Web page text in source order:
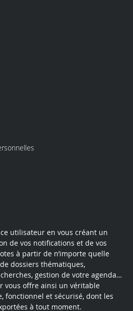
utilisateur en vous créant un
de vos notifications et de vos
à partir de n’importe quelle
dossiers thématiques,
gestion de votre agenda…
vous offre ainsi un véritable
fonctionnel et sécurisé, dont les
à tout moment.